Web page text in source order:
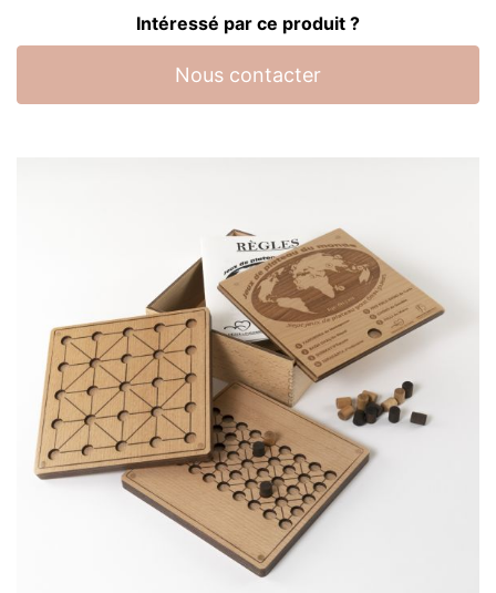
Intéressé par ce produit ?
Nous contacter